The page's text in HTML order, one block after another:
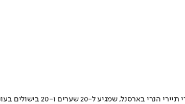
שמגיע ל-20 שערים ו-20 בישולים בעונה אחת